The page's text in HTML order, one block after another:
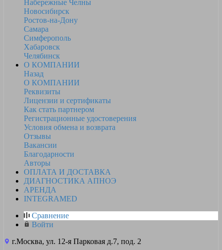
Набережные Челны
Новосибирск
Ростов-на-Дону
Самара
Симферополь
Хабаровск
Челябинск
О КОМПАНИИ
Назад
О КОМПАНИИ
Реквизиты
Лицензии и сертификаты
Как стать партнером
Регистрационные удостоверения
Условия обмена и возврата
Отзывы
Вакансии
Благодарности
Авторы
ОПЛАТА И ДОСТАВКА
ДИАГНОСТИКА АПНОЭ
АРЕНДА
INTEGRAMED
Сравнение
Войти
г.Москва, ул. 12-я Парковая д.7, под. 2